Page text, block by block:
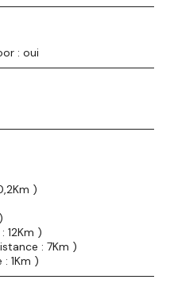
: oui
)
12Km )
: 7Km )
1Km )